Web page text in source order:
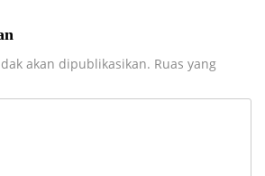
akan dipublikasikan. Ruas yang